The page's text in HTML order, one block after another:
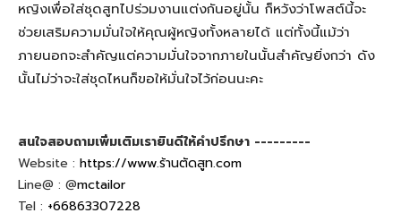
หญิงเพื่อใส่ชุดสูทไปร่วมงานแต่งกันอยู่นั้น ก็หวังว่าโพสต์นี้จะ
ช่วยเสริมความมั่นใจให้คุณผู้หญิงทั้งหลายได้ แต่ทั้งนี้แม้ว่า
ภายนอกจะสำคัญแต่ความมั่นใจจากภายในนั้นสำคัญยิ่งกว่า ดัง
นั้นไม่ว่าจะใส่ชุดไหนก็ขอให้มั่นใจไว้ก่อนนะคะ
สนใจสอบถามเพิ่มเติมเรายินดีให้คำปรึกษา ---------
Website : https://www.ร้านตัดสูท.com
Line@ : @mctailor
Tel : +66863307228